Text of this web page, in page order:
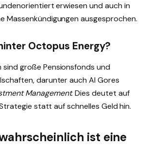
erwiesen und auch in
Massenkündigungen ausgesprochen.
Octopus Energy?
große Pensionsfonds und
darunter auch Al Gores
Management. Dies deutet auf
statt auf schnelles Geld hin.
ist eine